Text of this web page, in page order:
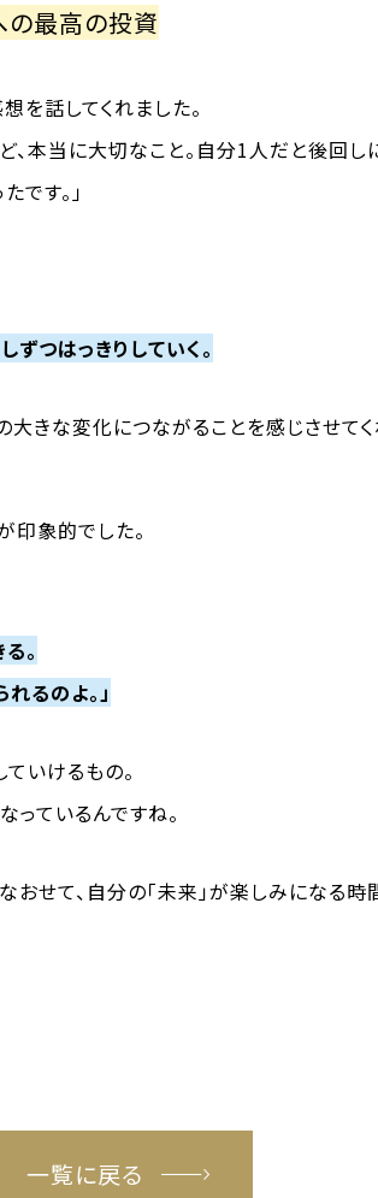
の最高の投資
を話してくれました。
、本当に大切なこと。自分1人だと後回し
す。」
つはっきりしていく。
大きな変化につながることを感じさせてく
印象的でした。
。
るのよ。」
いけるもの。
ているんですね。
おせて、自分の「未来」が楽しみになる時
一覧に戻る